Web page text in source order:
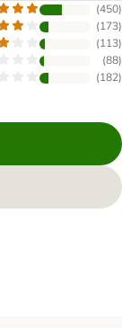
(450)
(173)
(113)
(88)
(182)